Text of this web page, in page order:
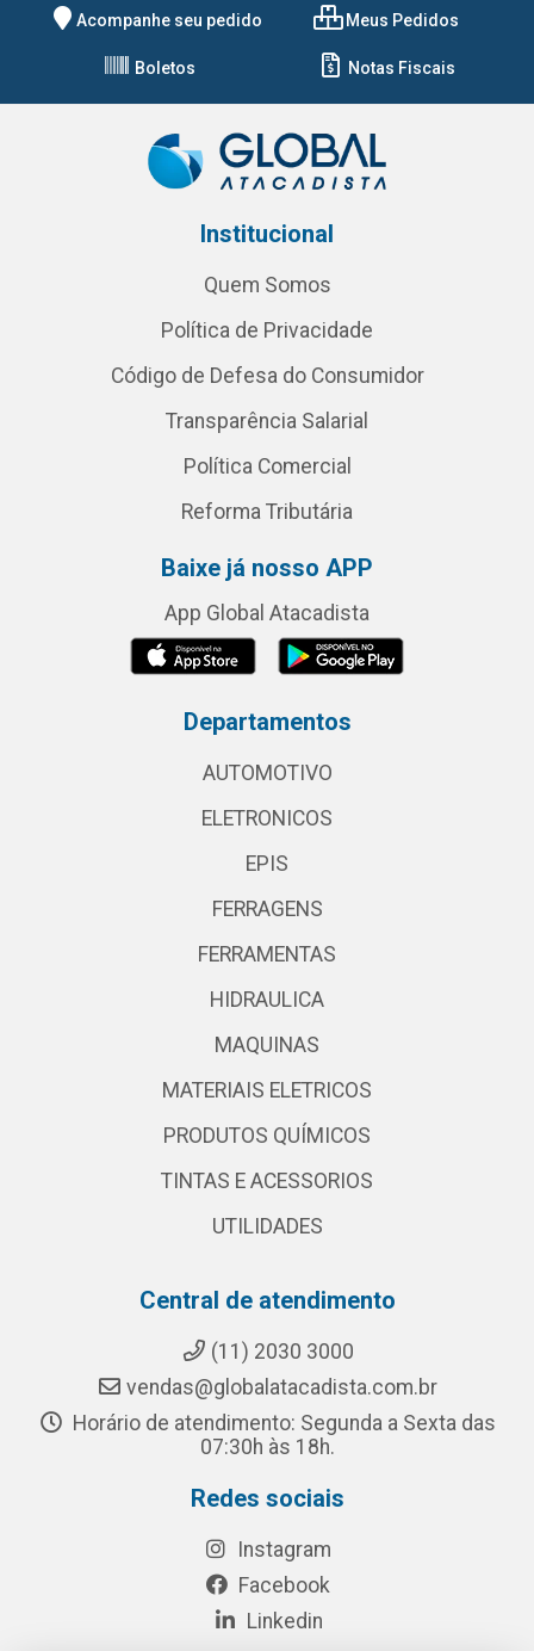
Acompanhe seu pedido Meus Pedidos
Boletos Notas Fiscais
Institucional
Quem Somos
Política de Privacidade
Código de Defesa do Consumidor
Transparência Salarial
Política Comercial
Reforma Tributária
Baixe já nosso APP
App Global Atacadista
Departamentos
AUTOMOTIVO
ELETRONICOS
EPIS
FERRAGENS
FERRAMENTAS
HIDRAULICA
MAQUINAS
MATERIAIS ELETRICOS
PRODUTOS QUÍMICOS
TINTAS E ACESSORIOS
UTILIDADES
Central de atendimento
(11) 2030 3000
vendas@globalatacadista.com.br
Horário de atendimento: Segunda a Sexta das
07:30h às 18h.
Redes sociais
Instagram
Facebook
Linkedin